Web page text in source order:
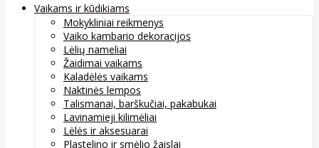
Vaikams ir kūdikiams
Mokykliniai reikmenys
Vaiko kambario dekoracijos
Lėlių nameliai
Žaidimai vaikams
Kaladėlės vaikams
Naktinės lempos
Talismanai, barškučiai, pakabukai
Lavinamieji kilimėliai
Lėlės ir aksesuarai
Plastelino ir smėlio žaislai